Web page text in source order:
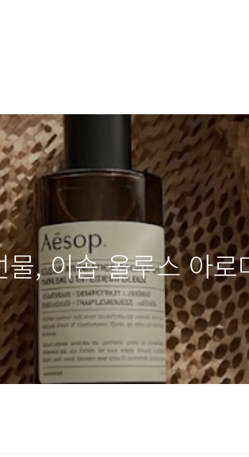
, 이솝 올루스 아로